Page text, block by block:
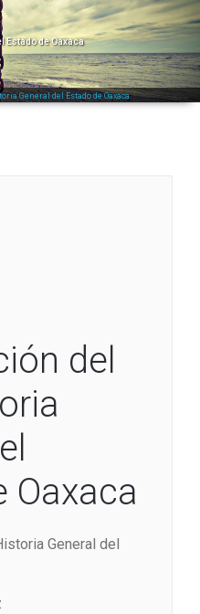
Estado de Oaxaca
General del Estado de Oaxaca
del
Oaxaca
General del